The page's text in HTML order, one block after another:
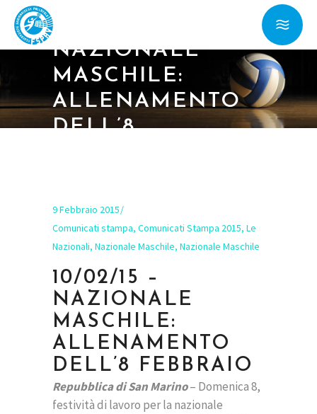
10/02/15 –
NAZIONALE
MASCHILE:
ALLENAMENTO
DELL’8
9 Febbraio 2015
Comunicati stampa, Comunicati Stampa 2015, Le
Nazionali, Nazionale Maschile, Nazionale Maschile
10/02/15 –
NAZIONALE
MASCHILE:
ALLENAMENTO
DELL’8 FEBBRAIO
Repubblica di San Marino– Domenica 8,
festività di lavoro per la nazionale